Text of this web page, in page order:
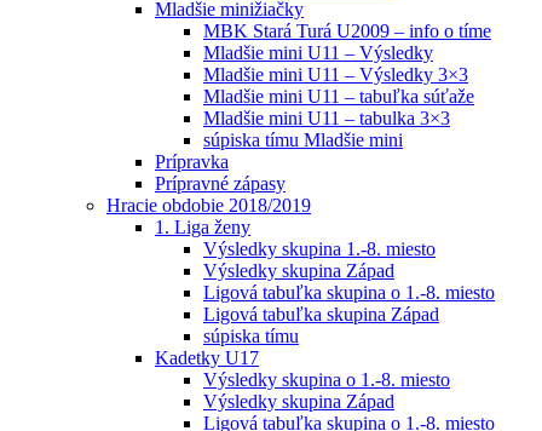
Mladšie minižiačky
MBK Stará Turá U2009 – info o tíme
Mladšie mini U11 – Výsledky
Mladšie mini U11 – Výsledky 3×3
Mladšie mini U11 – tabuľka súťaže
Mladšie mini U11 – tabulka 3×3
súpiska tímu Mladšie mini
Prípravka
Prípravné zápasy
Hracie obdobie 2018/2019
1. Liga ženy
Výsledky skupina 1.-8. miesto
Výsledky skupina Západ
Ligová tabuľka skupina o 1.-8. miesto
Ligová tabuľka skupina Západ
súpiska tímu
Kadetky U17
Výsledky skupina o 1.-8. miesto
Výsledky skupina Západ
Ligová tabuľka skupina o 1.-8. miesto